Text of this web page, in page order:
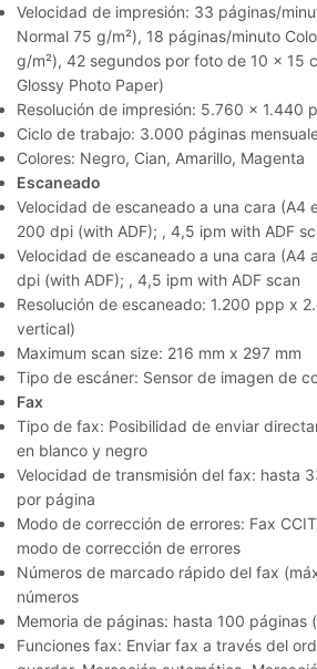
Velocidad de impresión: 33 páginas/
Normal 75 g/m²), 18 páginas/minuto
g/m²), 42 segundos por foto de 10 x 15
Glossy Photo Paper)
Resolución de impresión: 5.760 x 1.440
Ciclo de trabajo: 3.000 páginas
Colores: Negro, Cian, Amarillo, Magenta
Escaneado
Velocidad de escaneado a una cara (A4
200 dpi (with ADF); , 4,5 ipm with ADF
Velocidad de escaneado a una cara (A4
dpi (with ADF); , 4,5 ipm with ADF scan
Resolución de escaneado: 1.200 ppp x
vertical)
Maximum scan size: 216 mm x 297 mm
Tipo de escáner: Sensor de imagen de
Fax
Tipo de fax: Posibilidad de enviar
en blanco y negro
Velocidad de transmisión del fax: hasta
por página
Modo de corrección de errores: Fax
modo de corrección de errores
Números de marcado rápido del fax
números
Memoria de páginas: hasta 100 páginas
Funciones fax: Enviar fax a través del